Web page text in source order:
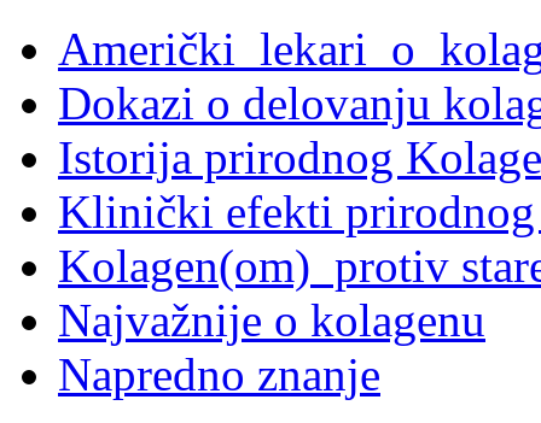
Američki lekari o
Dokazi o delovanju
Istorija prirodnog
Klinički efekti prirodnog
Kolagen(om) protiv
Najvažnije o kolagenu
Napredno znanje